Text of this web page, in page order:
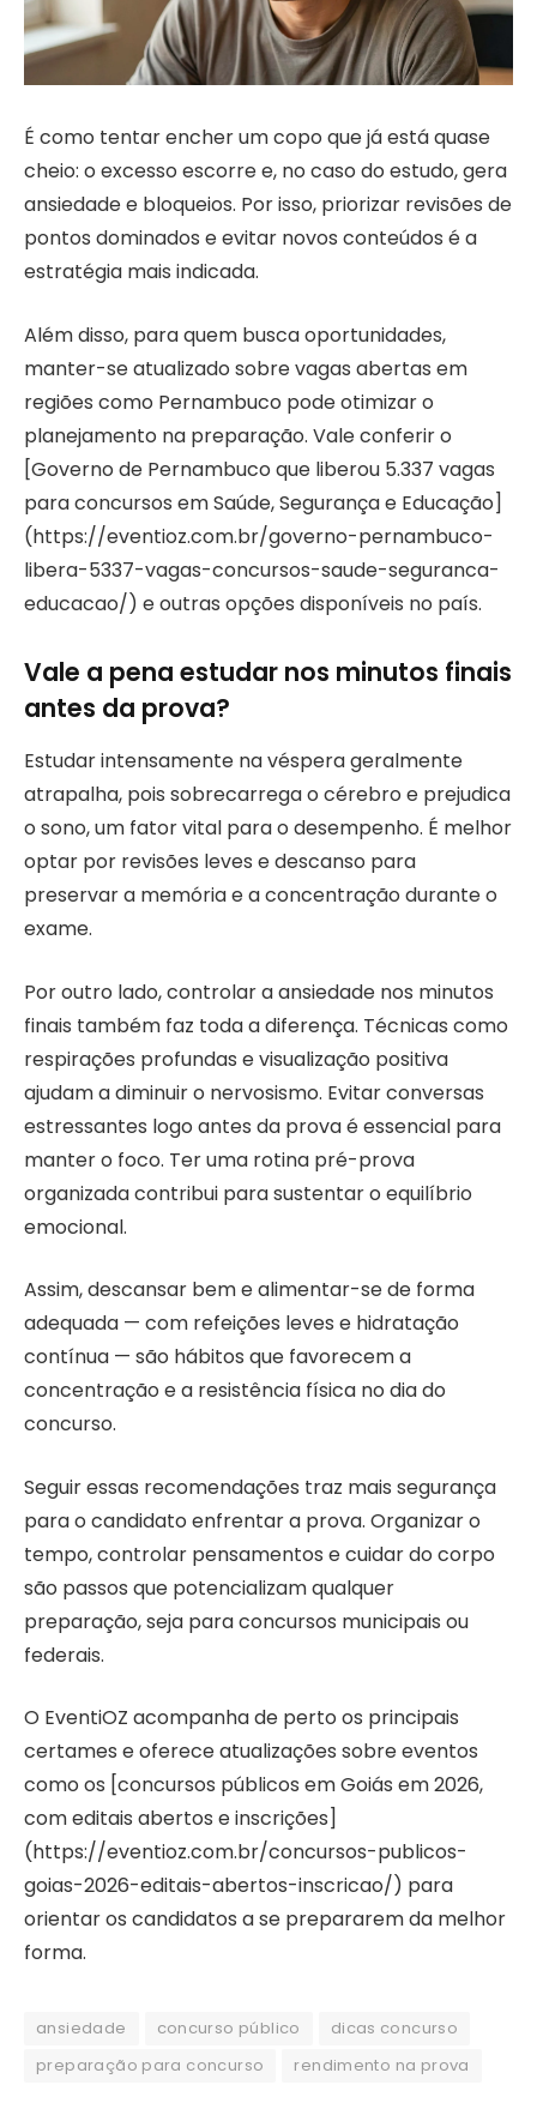
É como tentar encher um copo que já está quase
cheio: o excesso escorre e, no caso do estudo, gera
ansiedade e bloqueios. Por isso, priorizar revisões de
pontos dominados e evitar novos conteúdos é a
estratégia mais indicada.
Além disso, para quem busca oportunidades,
manter-se atualizado sobre vagas abertas em
regiões como Pernambuco pode otimizar o
planejamento na preparação. Vale conferir o
[Governo de Pernambuco que liberou 5.337 vagas
para concursos em Saúde, Segurança e Educação]
(https://eventioz.com.br/governo-pernambuco-
libera-5337-vagas-concursos-saude-seguranca-
educacao/) e outras opções disponíveis no país.
Vale a pena estudar nos minutos finais
antes da prova?
Estudar intensamente na véspera geralmente
atrapalha, pois sobrecarrega o cérebro e prejudica
o sono, um fator vital para o desempenho. É melhor
optar por revisões leves e descanso para
preservar a memória e a concentração durante o
exame.
Por outro lado, controlar a ansiedade nos minutos
finais também faz toda a diferença. Técnicas como
respirações profundas e visualização positiva
ajudam a diminuir o nervosismo. Evitar conversas
estressantes logo antes da prova é essencial para
manter o foco. Ter uma rotina pré-prova
organizada contribui para sustentar o equilíbrio
emocional.
Assim, descansar bem e alimentar-se de forma
adequada — com refeições leves e hidratação
contínua — são hábitos que favorecem a
concentração e a resistência física no dia do
concurso.
Seguir essas recomendações traz mais segurança
para o candidato enfrentar a prova. Organizar o
tempo, controlar pensamentos e cuidar do corpo
são passos que potencializam qualquer
preparação, seja para concursos municipais ou
federais.
O EventiOZ acompanha de perto os principais
certames e oferece atualizações sobre eventos
como os [concursos públicos em Goiás em 2026,
com editais abertos e inscrições]
(https://eventioz.com.br/concursos-publicos-
goias-2026-editais-abertos-inscricao/) para
orientar os candidatos a se prepararem da melhor
forma.
ansiedade concurso público
dicas concurso
preparação para concurso
rendimento na prova